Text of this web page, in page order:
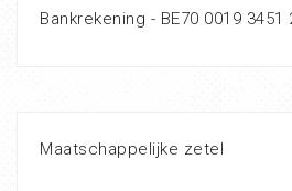
Bankrekening - BE70 0019 3451
Maatschappelijke zetel